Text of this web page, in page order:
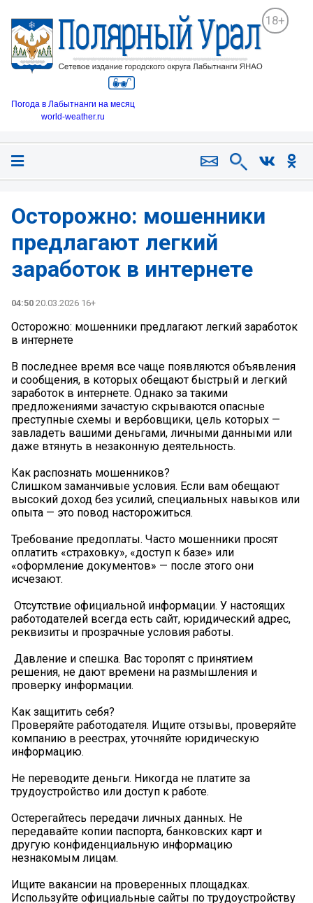
18+
Погода в Лабытнанги на месяц
world-weather.ru
Осторожно: мошенники
предлагают легкий
заработок в интернете
04:50 20.03.2026 16+
Осторожно: мошенники предлагают легкий заработок
в интернете
В последнее время все чаще появляются объявления
и сообщения, в которых обещают быстрый и легкий
заработок в интернете. Однако за такими
предложениями зачастую скрываются опасные
преступные схемы и вербовщики, цель которых —
завладеть вашими деньгами, личными данными или
даже втянуть в незаконную деятельность.
Как распознать мошенников?
Слишком заманчивые условия. Если вам обещают
высокий доход без усилий, специальных навыков или
опыта — это повод насторожиться.
Требование предоплаты. Часто мошенники просят
оплатить «страховку», «доступ к базе» или
«оформление документов» — после этого они
исчезают.
‍ Отсутствие официальной информации. У настоящих
работодателей всегда есть сайт, юридический адрес,
реквизиты и прозрачные условия работы.
‍ Давление и спешка. Вас торопят с принятием
решения, не дают времени на размышления и
проверку информации.
Как защитить себя?
Проверяйте работодателя. Ищите отзывы, проверяйте
компанию в реестрах, уточняйте юридическую
информацию.
Не переводите деньги. Никогда не платите за
трудоустройство или доступ к работе.
Остерегайтесь передачи личных данных. Не
передавайте копии паспорта, банковских карт и
другую конфиденциальную информацию
незнакомым лицам.
Ищите вакансии на проверенных площадках.
Используйте официальные сайты по трудоустройству